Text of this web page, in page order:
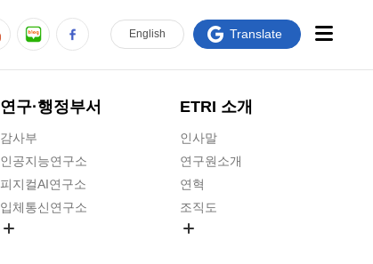
연구·행정부서
감사부
인공지능연구소
피지컬AI연구소
입체통신연구소
ETRI 소개
인사말
연구원소개
연혁
조직도
English Translate